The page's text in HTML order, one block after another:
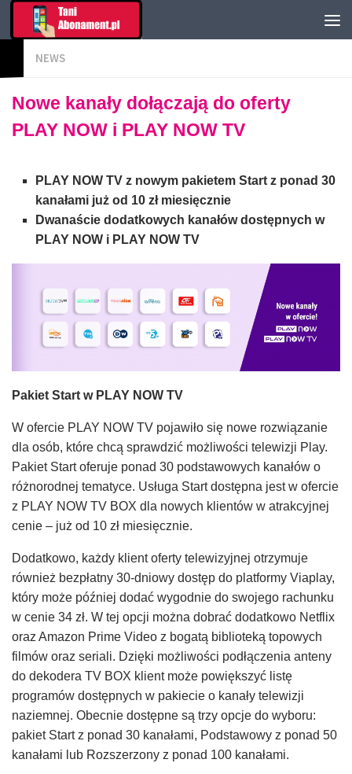
NEWS
Nowe kanały dołączają do oferty
PLAY NOW i PLAY NOW TV
PLAY NOW TV z nowym pakietem Start z ponad 30
kanałami już od 10 zł miesięcznie
Dwanaście dodatkowych kanałów dostępnych w
PLAY NOW i PLAY NOW TV
Pakiet Start w PLAY NOW TV
W ofercie PLAY NOW TV pojawiło się nowe rozwiązanie
dla osób, które chcą sprawdzić możliwości telewizji Play.
Pakiet Start oferuje ponad 30 podstawowych kanałów o
różnorodnej tematyce. Usługa Start dostępna jest w ofercie
z PLAY NOW TV BOX dla nowych klientów w atrakcyjnej
cenie – już od 10 zł miesięcznie.
Dodatkowo, każdy klient oferty telewizyjnej otrzymuje
również bezpłatny 30-dniowy dostęp do platformy Viaplay,
który może później dodać wygodnie do swojego rachunku
w cenie 34 zł. W tej opcji można dobrać dodatkowo Netflix
oraz Amazon Prime Video z bogatą biblioteką topowych
filmów oraz seriali. Dzięki możliwości podłączenia anteny
do dekodera TV BOX klient może powiększyć listę
programów dostępnych w pakiecie o kanały telewizji
naziemnej. Obecnie dostępne są trzy opcje do wyboru:
pakiet Start z ponad 30 kanałami, Podstawowy z ponad 50
kanałami lub Rozszerzony z ponad 100 kanałami.